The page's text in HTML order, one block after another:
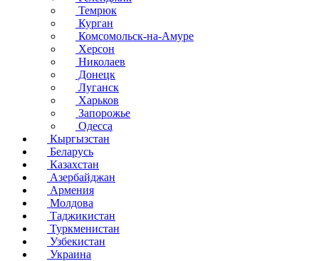
Темрюк
Курган
Комсомольск-на-Амуре
Херсон
Николаев
Донецк
Луганск
Харьков
Запорожье
Одесса
Кыргызстан
Беларусь
Казахстан
Азербайджан
Армения
Молдова
Таджикистан
Туркменистан
Узбекистан
Украина